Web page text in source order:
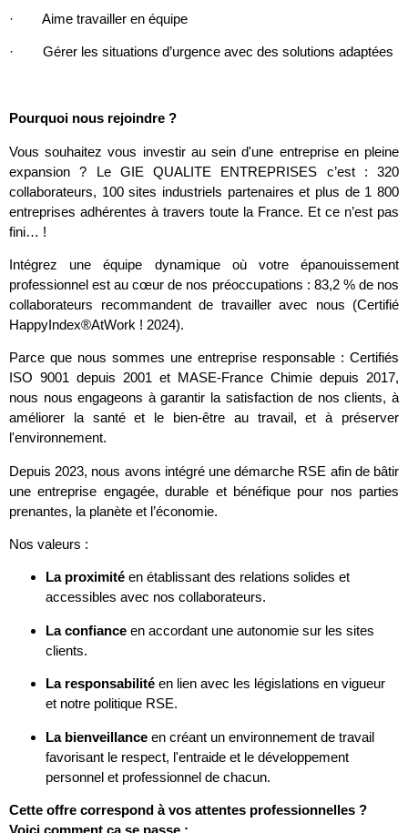
· Aime travailler en équipe
· Gérer les situations d’urgence avec des solutions adaptées
Pourquoi nous rejoindre ?
Vous souhaitez vous investir au sein d'une entreprise en pleine
expansion ? Le GIE QUALITE ENTREPRISES c’est : 320
collaborateurs, 100 sites industriels partenaires et plus de 1 800
entreprises adhérentes à travers toute la France. Et ce n’est pas
fini… !
Intégrez une équipe dynamique où votre épanouissement
professionnel est au cœur de nos préoccupations : 83,2 % de nos
collaborateurs recommandent de travailler avec nous (Certifié
HappyIndex®AtWork ! 2024).
Parce que nous sommes une entreprise responsable : Certifiés
ISO 9001 depuis 2001 et MASE-France Chimie depuis 2017,
nous nous engageons à garantir la satisfaction de nos clients, à
améliorer la santé et le bien-être au travail, et à préserver
l'environnement.
Depuis 2023, nous avons intégré une démarche RSE afin de bâtir
une entreprise engagée, durable et bénéfique pour nos parties
prenantes, la planète et l’économie.
Nos valeurs :
La proximité en établissant des relations solides et
accessibles avec nos collaborateurs.
La confiance en accordant une autonomie sur les sites
clients.
La responsabilité en lien avec les législations en vigueur
et notre politique RSE.
La bienveillance en créant un environnement de travail
favorisant le respect, l'entraide et le développement
personnel et professionnel de chacun.
Cette offre correspond à vos attentes professionnelles ?
Voici comment ça se passe :